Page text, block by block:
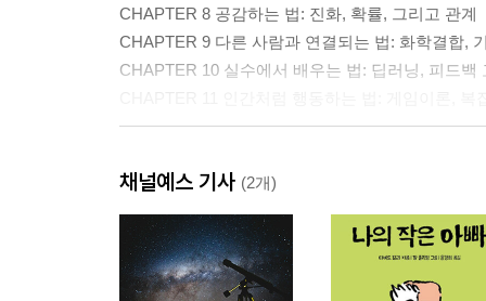
CHAPTER 8 공감하는 법: 진화, 확률, 그리고 관계
CHAPTER 9 다른 사람과 연결되는 법: 화학결합,
CHAPTER 10 실수에서 배우는 법: 딥러닝, 피드백
감사의 말
채널예스 기사 (2개)